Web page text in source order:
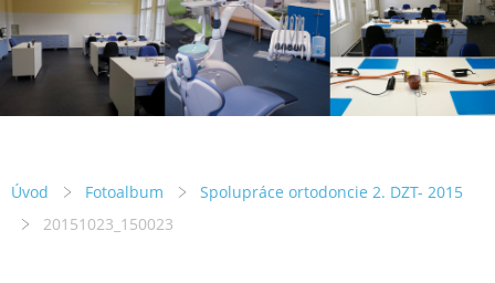
Úvod Fotoalbum
Spolupráce ortodoncie 2. DZT- 2015
20151023_150023